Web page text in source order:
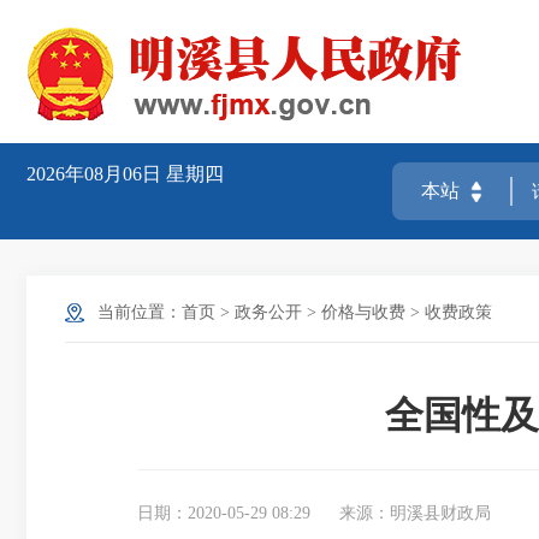
2026年08月06日 星期四
当前位置： 首页 > 政务公开 > 价格与收费 > 收费政策
全国性
日期：2020-05-29 08:29 来源：明溪县财政局